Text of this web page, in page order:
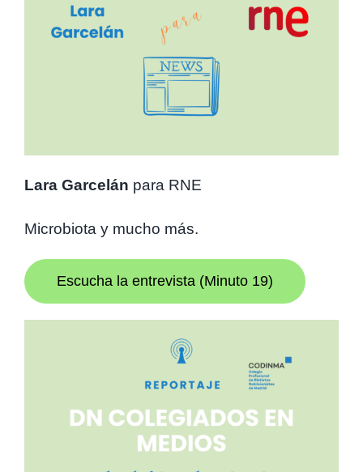
Lara Garcelán para RNE
Microbiota y mucho más.
Escucha la entrevista (Minuto 19)